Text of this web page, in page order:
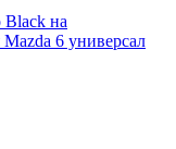
Black на
6 универсал